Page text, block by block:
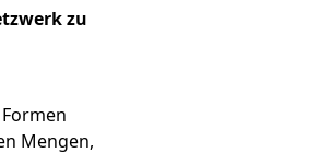
zu
Mengen,